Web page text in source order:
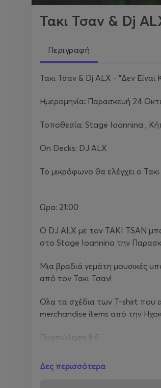
Τακι Τσαν & Dj
Περιγραφή
Τακι Τσαν & Dj ALX - "Δεν
Ημερομηνία: Παρασκευή 24
Τοποθεσία: Stage Ioannina ,
On Decks: DJ ALX
Το μικρόφωνο θα ελέγχει ο
Ώρα: 21:00
Ο DJ ALX με τον TAKI TSAN
στo Stage Ioannina την
Μια βραδιά γεμάτη μουσικές
από τον Τακι Τσαν!
Όλα τα σχέδια των T-shirt που
merchandise items από την
Προπώληση 8 €
Στη πόρτα 10 €
Δες περισσότερα